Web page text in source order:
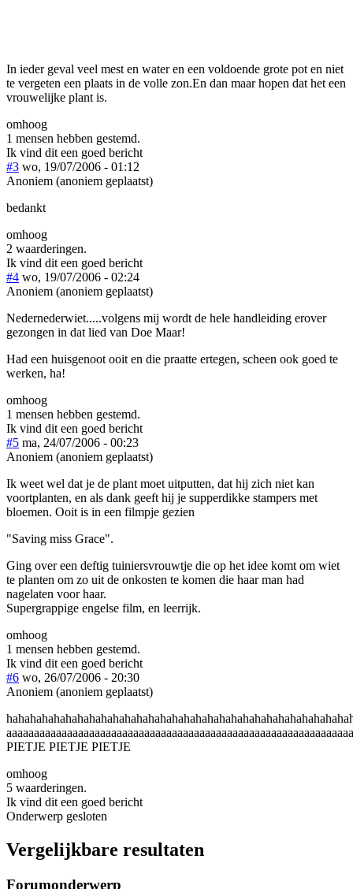
In ieder geval veel mest en water en een voldoende grote pot en niet
te vergeten een plaats in de volle zon.En dan maar hopen dat het een
vrouwelijke plant is.
omhoog
1 mensen hebben gestemd.
Ik vind dit een goed bericht
#3 wo, 19/07/2006 - 01:12
Anoniem (anoniem geplaatst)
bedankt
omhoog
2 waarderingen.
Ik vind dit een goed bericht
#4 wo, 19/07/2006 - 02:24
Anoniem (anoniem geplaatst)
Nedernederwiet.....volgens mij wordt de hele handleiding erover
gezongen in dat lied van Doe Maar!
Had een huisgenoot ooit en die praatte ertegen, scheen ook goed te
werken, ha!
omhoog
1 mensen hebben gestemd.
Ik vind dit een goed bericht
#5 ma, 24/07/2006 - 00:23
Anoniem (anoniem geplaatst)
Ik weet wel dat je de plant moet uitputten, dat hij zich niet kan
voortplanten, en als dank geeft hij je supperdikke stampers met
bloemen. Ooit is in een filmpje gezien
"Saving miss Grace".
Ging over een deftig tuiniersvrouwtje die op het idee komt om wiet
te planten om zo uit de onkosten te komen die haar man had
nagelaten voor haar.
Supergrappige engelse film, en leerrijk.
omhoog
1 mensen hebben gestemd.
Ik vind dit een goed bericht
#6 wo, 26/07/2006 - 20:30
Anoniem (anoniem geplaatst)
PIETJE PIETJE PIETJE
omhoog
5 waarderingen.
Ik vind dit een goed bericht
Onderwerp gesloten
Vergelijkbare resultaten
Forumonderwerp